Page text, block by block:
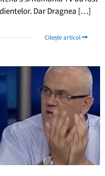
Dar Dragnea […]
Citește articol